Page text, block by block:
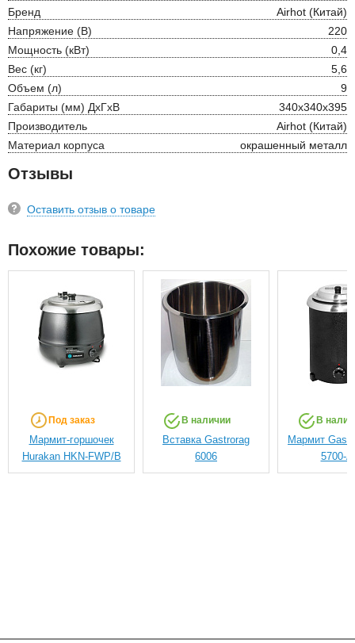
Бренд
Airhot (Китай)
Напряжение (В)
220
Мощность (кВт)
0,4
Вес (кг)
5,6
Объем (л)
9
Габариты (мм) ДхГхВ
340х340х395
Производитель
Airhot (Китай)
Материал корпуса
окрашенный металл
Отзывы
Оставить отзыв о товаре
Похожие товары:
Под заказ
Мармит-горшочек
Hurakan HKN-FWP/В
В наличии
Вставка Gastrorag
6006
В
Мармит
5700-